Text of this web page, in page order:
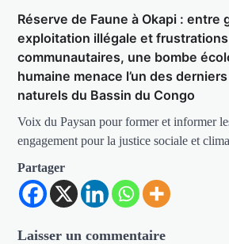
Réserve de Faune à Okapi : entre
exploitation illégale et frustrations
communautaires, une bombe
humaine menace l’un des
naturels du Bassin du Congo
Voix du Paysan pour former et informer
engagement pour la justice sociale et
Partager
Laisser un commentaire